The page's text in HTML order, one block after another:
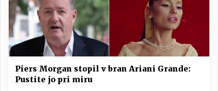
Piers Morgan stopil v bran Ariani Grande:
Pustite jo pri miru